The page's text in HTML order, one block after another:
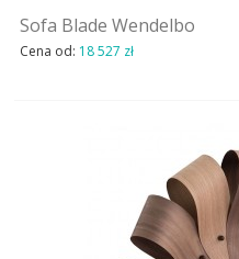
Sofa Blade Wendelbo
Cena od: 18 527 zł